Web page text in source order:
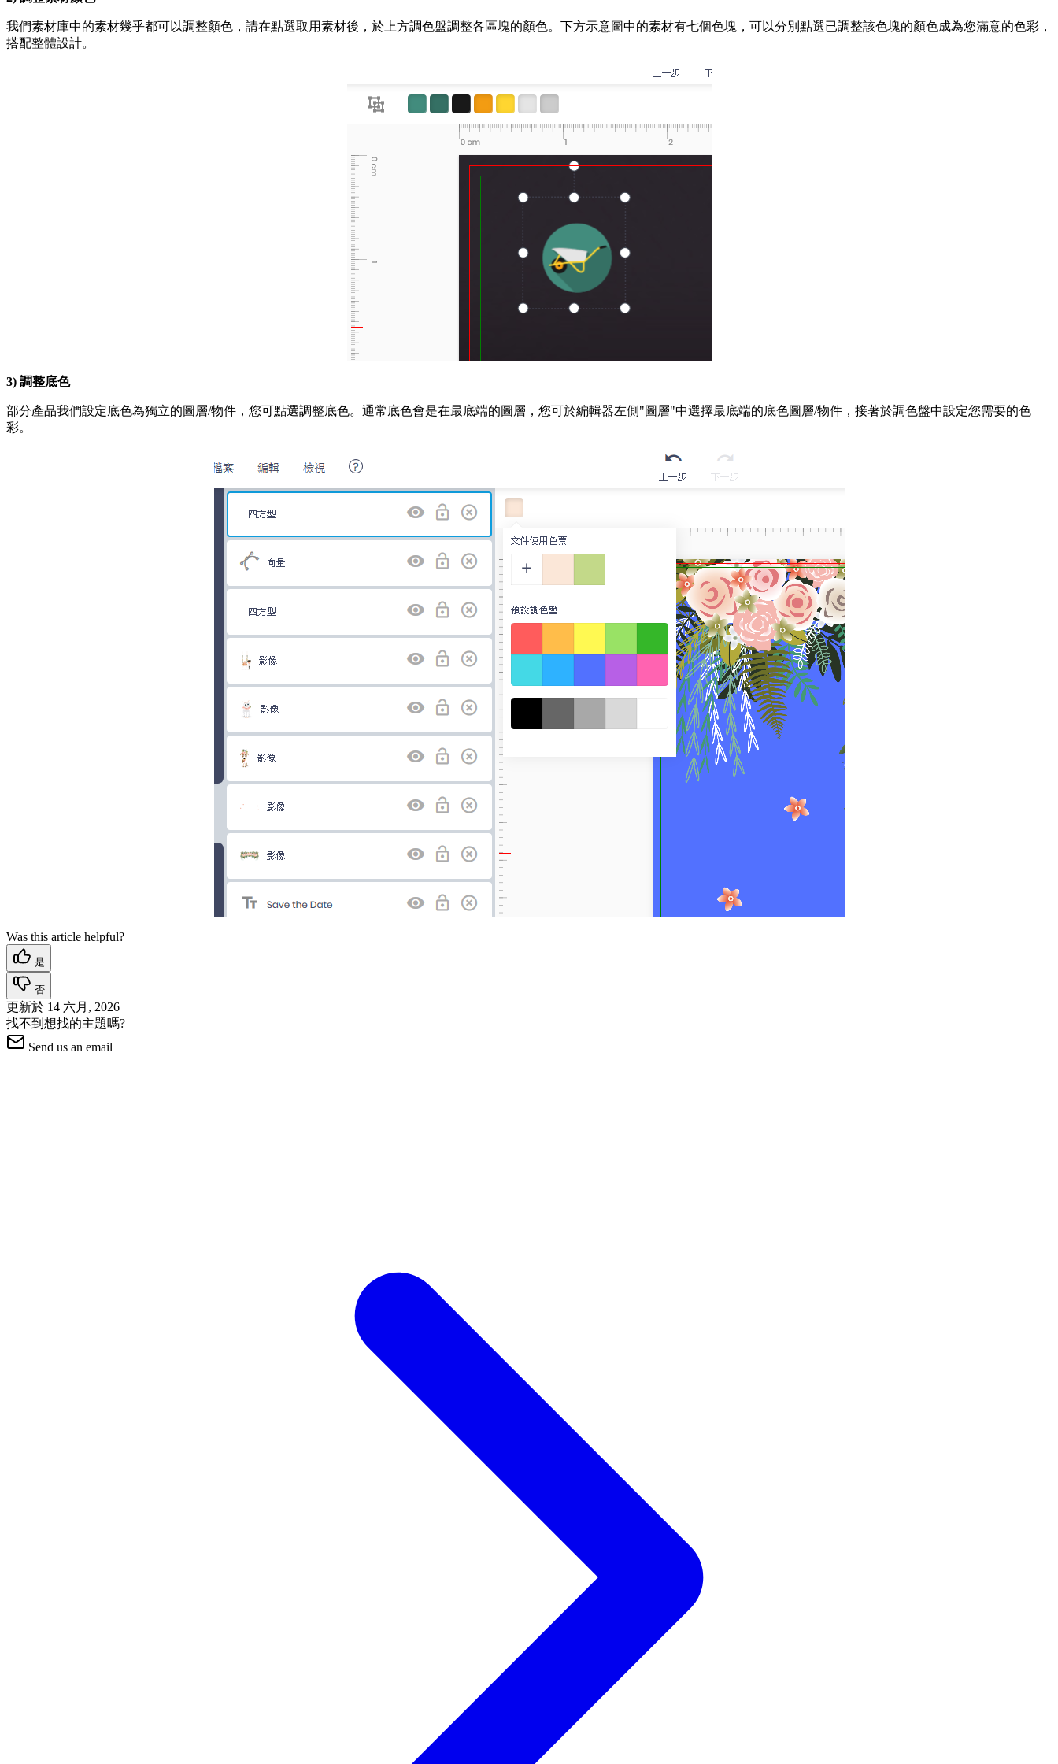
我們素材庫中的素材幾乎都可以調整顏色，請在點選取用素材後，於上方調色盤調整各區塊的顏色。下方示意圖中的素材有七個色塊，可以分別點選已調整該色塊的顏色成為您滿意的色彩，
搭配整體設計。
3) 調整底色
部分產品我們設定底色為獨立的圖層/物件，您可點選調整底色。通常底色會是在最底端的圖層，您可於編輯器左側"圖層"中選擇最底端的底色圖層/物件，接著於調色盤中設定您需要的色
彩。
Was this article helpful?
是
否
更新於 14 六月, 2026
找不到想找的主題嗎?
Send us an email